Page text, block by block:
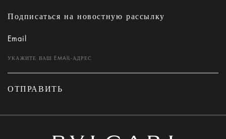
Подписаться на новостную рассылку
Email
ОТПРАВИТЬ